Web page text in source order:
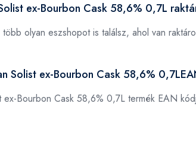
ex-Bourbon Cask 58,6% 0,7L
olyan eszshopot is találsz, ahol van
Solist ex-Bourbon Cask 58,6%
ex-Bourbon Cask 58,6% 0,7L termék EAN